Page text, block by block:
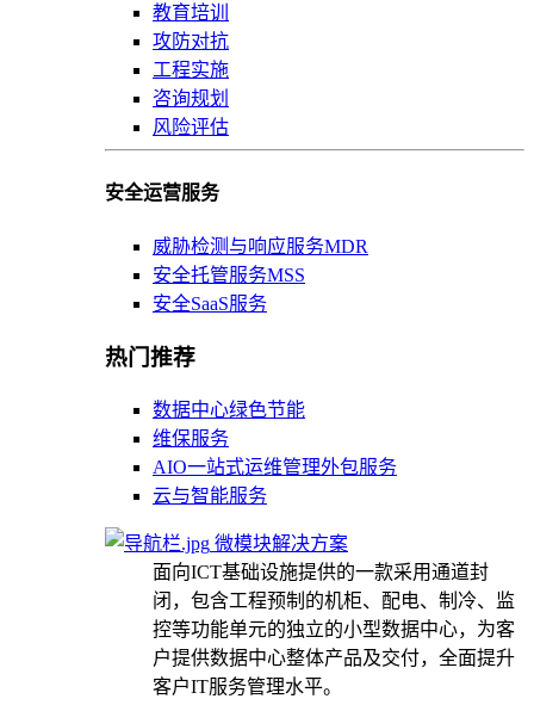
教育培训
攻防对抗
工程实施
咨询规划
风险评估
安全运营服务
威胁检测与响应服务MDR
安全托管服务MSS
安全SaaS服务
热门推荐
数据中心绿色节能
维保服务
AIO一站式运维管理外包服务
云与智能服务
微模块解决方案
面向ICT基础设施提供的一款采用通道封
闭，包含工程预制的机柜、配电、制冷、监
控等功能单元的独立的小型数据中心，为客
户提供数据中心整体产品及交付，全面提升
客户IT服务管理水平。